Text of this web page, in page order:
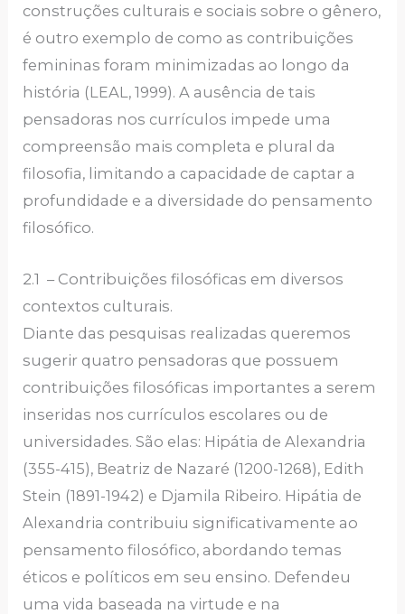
construções culturais e sociais sobre o gênero,
é outro exemplo de como as contribuições
femininas foram minimizadas ao longo da
história (LEAL, 1999). A ausência de tais
pensadoras nos currículos impede uma
compreensão mais completa e plural da
filosofia, limitando a capacidade de captar a
profundidade e a diversidade do pensamento
filosófico.
2.1 – Contribuições filosóficas em diversos
contextos culturais.
Diante das pesquisas realizadas queremos
sugerir quatro pensadoras que possuem
contribuições filosóficas importantes a serem
inseridas nos currículos escolares ou de
universidades. São elas: Hipátia de Alexandria
(355-415), Beatriz de Nazaré (1200-1268), Edith
Stein (1891-1942) e Djamila Ribeiro. Hipátia de
Alexandria contribuiu significativamente ao
pensamento filosófico, abordando temas
éticos e políticos em seu ensino. Defendeu
uma vida baseada na virtude e na